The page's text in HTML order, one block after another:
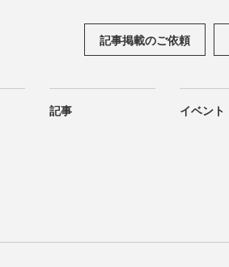
記事掲載のご依頼
記事 イベント